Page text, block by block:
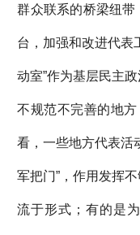
群众联系的桥梁纽
台，加强和改进代表
动室”作为基层民主
不规范不完善的地方
看，一些地方代表活
军把门”，作用发挥
流于形式；有的是